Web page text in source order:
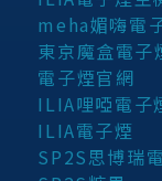
meha媚嗨電
東京魔盒電子
電子煙官網
ILIA哩啞電子
ILIA電子煙
SP2S思博瑞